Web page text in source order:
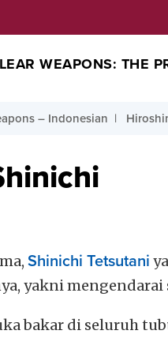
WEAPONS: THE
– Indonesian
Shinichi Tetsutani
yakni mengendarai
bakar di seluruh